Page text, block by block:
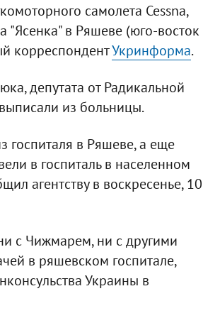
самолета Сеѕѕnа,
"Ясенка" в Ряшеве (юго-восток
корреспондентУкринформа.
депутата от Радикальной
из больницы.
госпиталя в Ряшеве, а еще
в госпиталь в населенном
агентству в воскресенье, 10
с Чижмарем, ни с другими
в ряшевском госпитале,
Украины в